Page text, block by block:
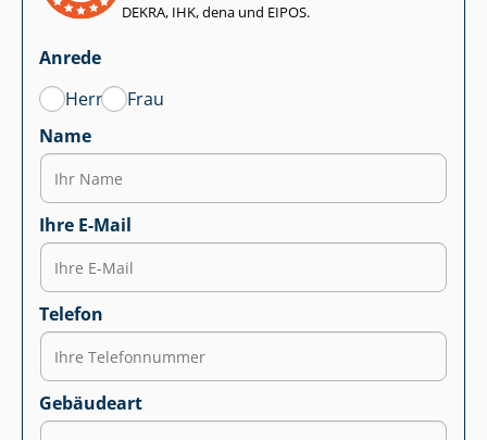
DEKRA, IHK, dena und EIPOS.
Anrede
Herr
Frau
Name
Ihre E-Mail
Telefon
Gebäudeart